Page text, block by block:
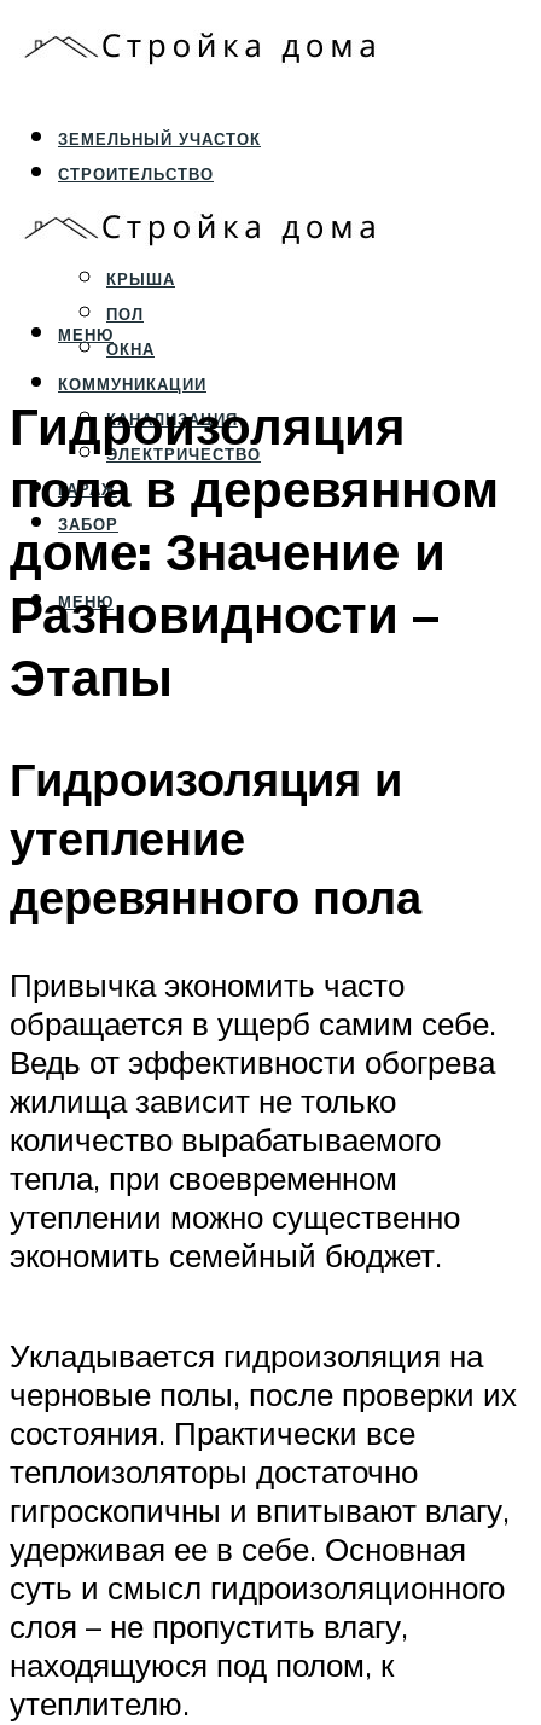
ЗЕМЕЛЬНЫЙ УЧАСТОК
СТРОИТЕЛЬСТВО
ФУНДАМЕНТ И ЦОКОЛЬ
ПЕРЕКРЫТИЯ И СТЕНЫ
КРЫША
ПОЛ
ОКНА
КОММУНИКАЦИИ
КАНАЛИЗАЦИЯ
ЭЛЕКТРИЧЕСТВО
ГАРАЖ
ЗАБОР
МЕНЮ
МЕНЮ
Гидроизоляция
пола в деревянном
доме: Значение и
Разновидности –
Этапы
Гидроизоляция и
утепление
деревянного пола
Привычка экономить часто
обращается в ущерб самим себе.
Ведь от эффективности обогрева
жилища зависит не только
количество вырабатываемого
тепла, при своевременном
утеплении можно существенно
экономить семейный бюджет.
Укладывается гидроизоляция на
черновые полы, после проверки их
состояния. Практически все
теплоизоляторы достаточно
гигроскопичны и впитывают влагу,
удерживая ее в себе. Основная
суть и смысл гидроизоляционного
слоя – не пропустить влагу,
находящуюся под полом, к
утеплителю.